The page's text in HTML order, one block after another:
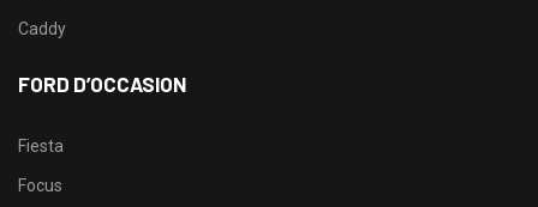
Caddy
FORD D’OCCASION
Fiesta
Focus